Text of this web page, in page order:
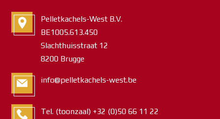
Pelletkachels-West B.V.
BE1005.613.450
Slachthuisstraat 12
8200 Brugge
info@pelletkachels-west.be
Tel. (toonzaal) +32 (0)50 66 11 22